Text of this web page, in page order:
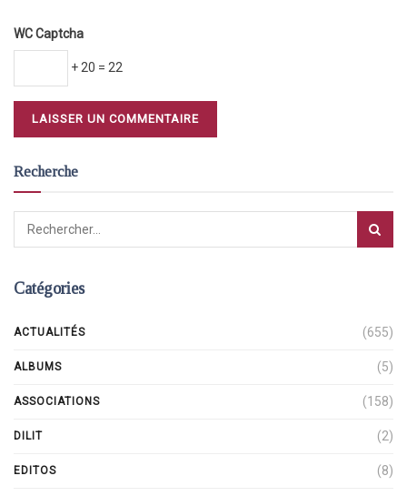
WC Captcha
+ 20 = 22
Recherche
Catégories
ACTUALITÉS (655)
ALBUMS (5)
ASSOCIATIONS (158)
DILIT (2)
EDITOS (8)